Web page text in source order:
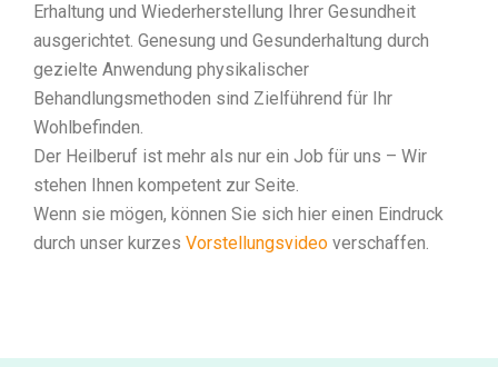
Erhaltung und Wiederherstellung Ihrer Gesundheit
ausgerichtet. Genesung und Gesunderhaltung durch
gezielte Anwendung physikalischer
Behandlungsmethoden sind Zielführend für Ihr
Wohlbefinden.
Der Heilberuf ist mehr als nur ein Job für uns – Wir
stehen Ihnen kompetent zur Seite.
Wenn sie mögen, können Sie sich hier einen Eindruck
durch unser kurzes Vorstellungsvideo verschaffen.